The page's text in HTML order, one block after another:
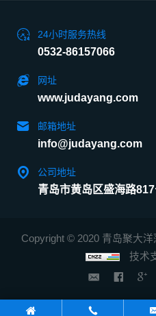
24小时服务热线
0532-86157066
网址
www.judayang.com
邮箱地址
info@judayang.com
公司地址
青岛市黄岛区盛海路
Copyright © 2020 青岛聚大
技术